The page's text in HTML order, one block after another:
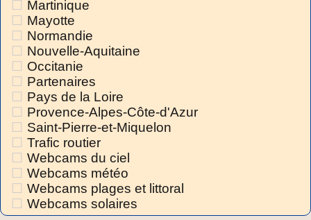
Martinique
Mayotte
Normandie
Nouvelle-Aquitaine
Occitanie
Partenaires
Pays de la Loire
Provence-Alpes-Côte-d'Azur
Saint-Pierre-et-Miquelon
Trafic routier
Webcams du ciel
Webcams météo
Webcams plages et littoral
Webcams solaires